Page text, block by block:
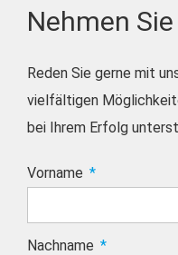
Nehmen
Reden Sie gerne mit
vielfältigen
bei Ihrem Erfolg
Vorname
Nachname